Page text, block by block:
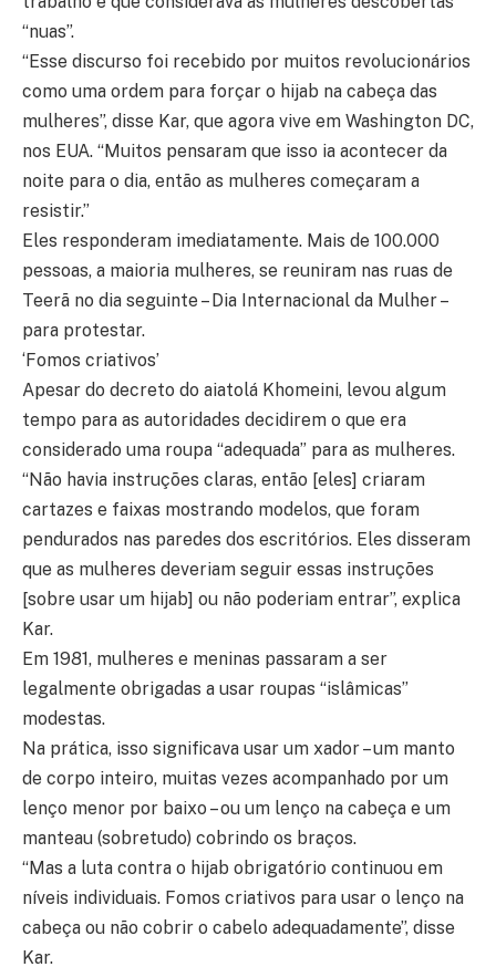
“nuas”.
“Esse discurso foi recebido por muitos revolucionários
como uma ordem para forçar o hijab na cabeça das
mulheres”, disse Kar, que agora vive em Washington DC,
nos EUA. “Muitos pensaram que isso ia acontecer da
noite para o dia, então as mulheres começaram a
resistir.”
Eles responderam imediatamente. Mais de 100.000
pessoas, a maioria mulheres, se reuniram nas ruas de
Teerã no dia seguinte – Dia Internacional da Mulher –
para protestar.
‘Fomos criativos’
Apesar do decreto do aiatolá Khomeini, levou algum
tempo para as autoridades decidirem o que era
considerado uma roupa “adequada” para as mulheres.
“Não havia instruções claras, então [eles] criaram
cartazes e faixas mostrando modelos, que foram
pendurados nas paredes dos escritórios. Eles disseram
que as mulheres deveriam seguir essas instruções
[sobre usar um hijab] ou não poderiam entrar”, explica
Kar.
Em 1981, mulheres e meninas passaram a ser
legalmente obrigadas a usar roupas “islâmicas”
modestas.
Na prática, isso significava usar um xador – um manto
de corpo inteiro, muitas vezes acompanhado por um
lenço menor por baixo – ou um lenço na cabeça e um
manteau (sobretudo) cobrindo os braços.
“Mas a luta contra o hijab obrigatório continuou em
níveis individuais. Fomos criativos para usar o lenço na
cabeça ou não cobrir o cabelo adequadamente”, disse
Kar.